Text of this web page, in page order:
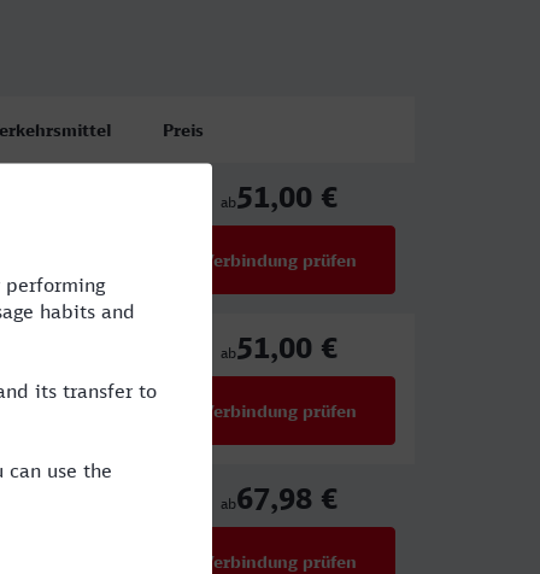
Preis
ab51,00 €
Verbindung prüfen
ab51,00 €
Verbindung prüfen
ab67,98 €
Verbindung prüfen